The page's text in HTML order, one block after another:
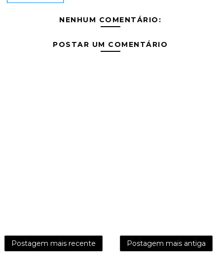
NENHUM COMENTÁRIO:
POSTAR UM COMENTÁRIO
Postagem mais recente Postagem mais antiga